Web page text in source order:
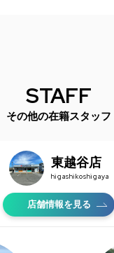
STAFF
その他の在籍スタッフ
東越谷店
higashikoshigaya
店舗情報を見る